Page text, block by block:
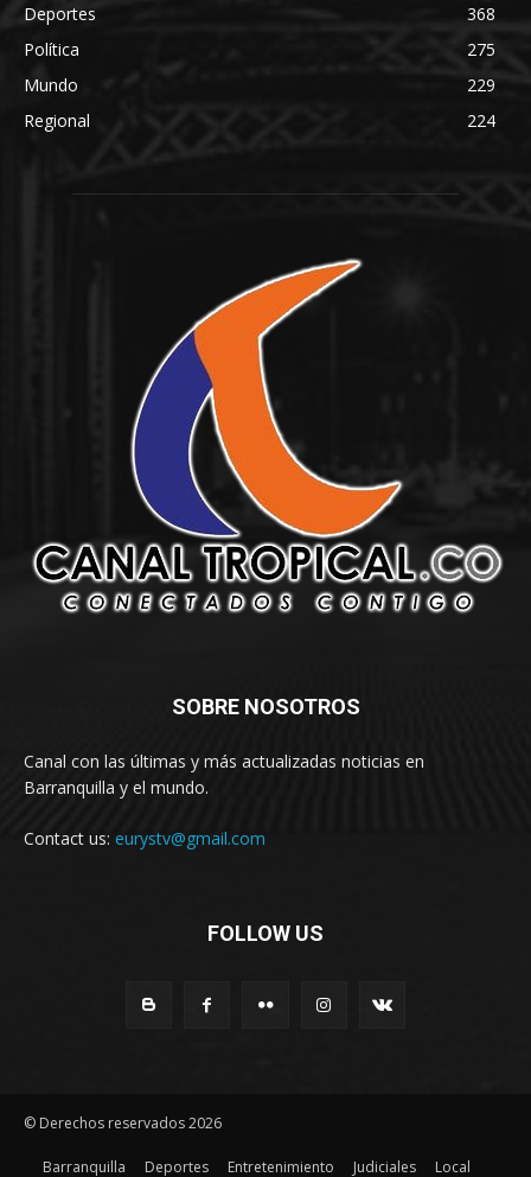
Deportes
368
Política
275
Mundo
229
Regional
224
SOBRE NOSOTROS
Canal con las últimas y más actualizadas noticias en
Barranquilla y el mundo.
Contact us: eurystv@gmail.com
FOLLOW US
© Derechos reservados 2026
Barranquilla Deportes Entretenimiento Judiciales Local